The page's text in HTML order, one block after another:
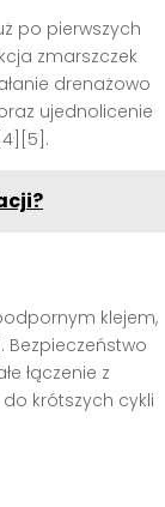
po pierwszych
zmarszczek
drenażowo
ujednolicenie
klejem,
Bezpieczeństwo
łączenie z
krótszych cykli